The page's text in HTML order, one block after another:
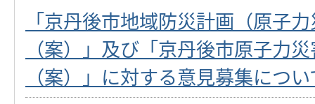
「京丹後市地域防災計画（原子
（案）」及び「京丹後市原子力
（案）」に対する意見募集につ